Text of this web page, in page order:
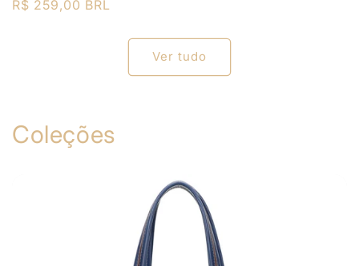
Preço
R$ 259,00 BRL
Ver tudo
Coleções